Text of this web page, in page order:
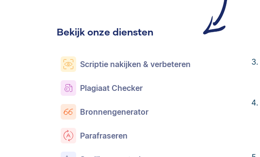
Bekijk onze diensten
Scriptie nakijken & verbeteren
Plagiaat Checker
Bronnengenerator
Parafraseren